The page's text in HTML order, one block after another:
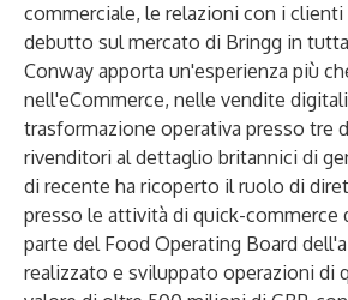
commerciale, le relazioni con i
debutto sul mercato di Bringg in
Conway apporta un'esperienza più
nell'eCommerce, nelle vendite
trasformazione operativa presso tre
rivenditori al dettaglio britannici di
di recente ha ricoperto il ruolo di
presso le attività di quick-commerce
parte del Food Operating Board
realizzato e sviluppato operazioni di